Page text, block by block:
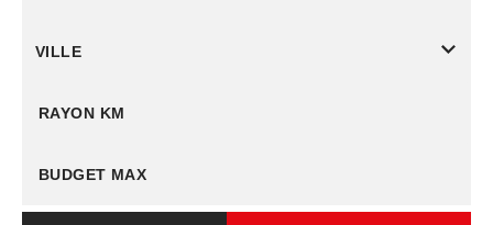
VILLE
RAYON KM